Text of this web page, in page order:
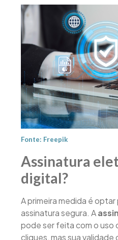
Fonte: Freepik
Assinatura
digital?
A primeira medida é
assinatura segura. A
pode ser feita com o uso
cliques, mas sua